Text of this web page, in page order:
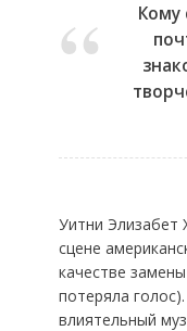
Кому
Уитни Элизабет
сцене
качестве
потеряла
влиятельный